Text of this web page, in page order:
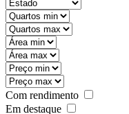
Com rendimento
Em destaque